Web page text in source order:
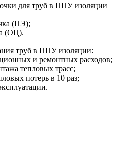
для труб в ППУ изоляции
(ПЭ);
(ОЦ).
труб в ППУ изоляции:
и ремонтных расходов;
тепловых трасс;
потерь в 10 раз;